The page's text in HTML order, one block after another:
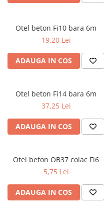
Otel beton Fi10 bara 6m
19,20 Lei
ADAUGA IN COS
Otel beton Fi14 bara 6m
37,25 Lei
ADAUGA IN COS
Otel beton OB37 colac Fi6
5,75 Lei
ADAUGA IN COS